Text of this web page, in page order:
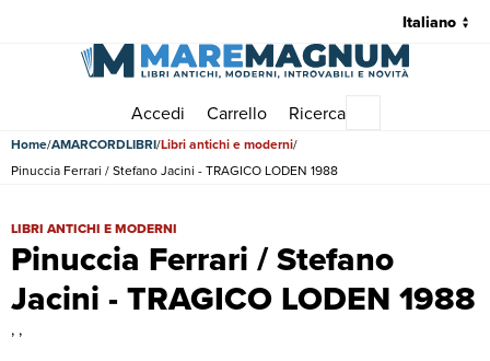
Accedi Carrello Ricerca
Home AMARCORDLIBRI Libri antichi e moderni
Pinuccia Ferrari / Stefano Jacini - TRAGICO LODEN 1988
Pinuccia Ferrari / Stefano
Jacini - TRAGICO LODEN 1988
Pinuccia Ferrari / Stefano Jacini - TRAGICO LODEN 1988 | Libri
LIBRI ANTICHI E MODERNI
, ,